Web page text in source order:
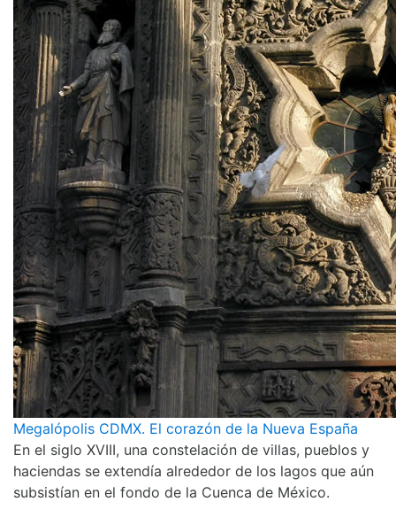
Megalópolis CDMX. El corazón de la Nueva España
En el siglo XVIII, una constelación de villas, pueblos y
haciendas se extendía alrededor de los lagos que aún
subsistían en el fondo de la Cuenca de México.